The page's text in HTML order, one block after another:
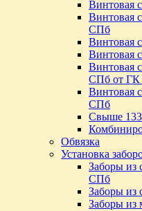
Винтовая
Винтовая
СПб
Винтовая
Винтовая
Винтовая
СПб от
Винтовая
СПб
Свыше
Обвязка
Установка
Заборы из
СПб
Заборы из
Заборы из